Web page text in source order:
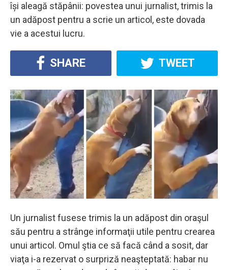
își aleagă stăpânii: povestea unui jurnalist, trimis la
un adăpost pentru a scrie un articol, este dovada
vie a acestui lucru.
SHARE TWEET
Un jurnalist fusese trimis la un adăpost din oraşul
său pentru a strânge informaţii utile pentru crearea
unui articol. Omul ştia ce să facă când a sosit, dar
viaţa i-a rezervat o surpriză neaşteptată: habar nu